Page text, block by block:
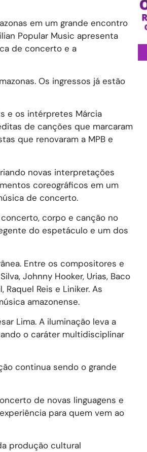
em um grande encontro
Popular Music apresenta
de concerto e a
Os ingressos já estão
e os intérpretes Márcia
de canções que marcaram
que renovaram a MPB e
novas interpretações
coreográficos em um
de concerto.
corpo e canção no
do espetáculo e um dos
Entre os compositores e
Johnny Hooker, Urias, Baco
Raquel Reis e Liniker. As
amazonense.
Lima. A iluminação leva a
o caráter multidisciplinar
continua sendo o grande
de novas linguagens e
para quem vem ao
produção cultural